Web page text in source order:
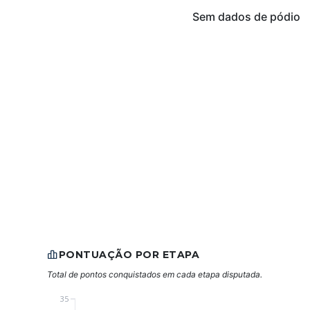
Sem dados de pódio
PONTUAÇÃO POR ETAPA
Total de pontos conquistados em cada etapa disputada.
35